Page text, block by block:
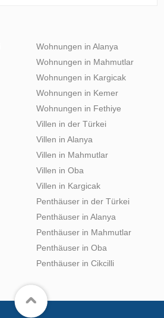
Wohnungen in Alanya
Wohnungen in Mahmutlar
Wohnungen in Kargicak
Wohnungen in Kemer
Wohnungen in Fethiye
Villen in der Türkei
Villen in Alanya
Villen in Mahmutlar
Villen in Oba
Villen in Kargicak
Penthäuser in der Türkei
Penthäuser in Alanya
Penthäuser in Mahmutlar
Penthäuser in Oba
Penthäuser in Cikcilli